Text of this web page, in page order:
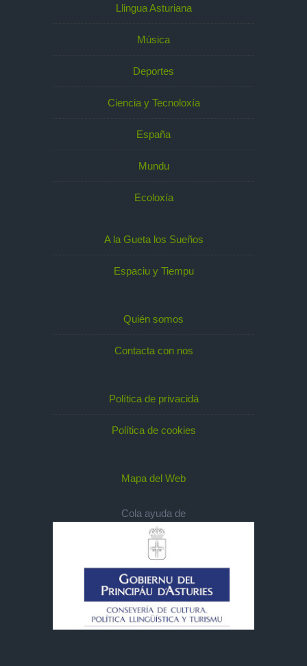
Llingua Asturiana
Música
Deportes
Ciencia y Tecnoloxía
España
Mundu
Ecoloxía
A la Gueta los Sueños
Espaciu y Tiempu
Quién somos
Contacta con nos
Política de privacidá
Política de cookies
Mapa del Web
Cola ayuda de